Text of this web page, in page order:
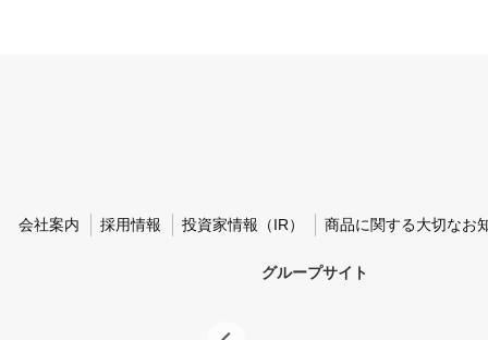
会社案内 採用情報 投資家情報（IR） 商品に関する大切なお
グループサイト